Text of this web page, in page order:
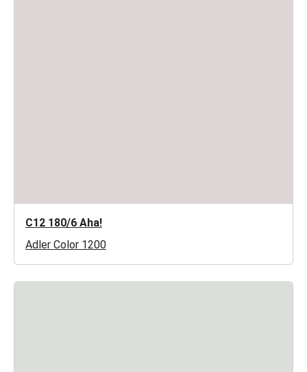
C12 180/6 Aha!
Adler Color 1200